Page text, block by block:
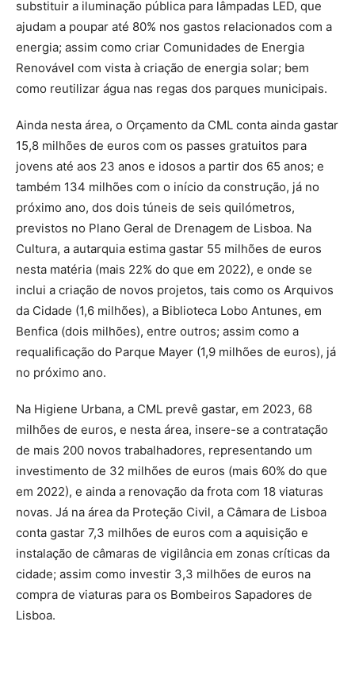
substituir a iluminação pública para lâmpadas LED, que
ajudam a poupar até 80% nos gastos relacionados com a
energia; assim como criar Comunidades de Energia
Renovável com vista à criação de energia solar; bem
como reutilizar água nas regas dos parques municipais.
Ainda nesta área, o Orçamento da CML conta ainda gastar
15,8 milhões de euros com os passes gratuitos para
jovens até aos 23 anos e idosos a partir dos 65 anos; e
também 134 milhões com o início da construção, já no
próximo ano, dos dois túneis de seis quilómetros,
previstos no Plano Geral de Drenagem de Lisboa. Na
Cultura, a autarquia estima gastar 55 milhões de euros
nesta matéria (mais 22% do que em 2022), e onde se
inclui a criação de novos projetos, tais como os Arquivos
da Cidade (1,6 milhões), a Biblioteca Lobo Antunes, em
Benfica (dois milhões), entre outros; assim como a
requalificação do Parque Mayer (1,9 milhões de euros), já
no próximo ano.
Na Higiene Urbana, a CML prevê gastar, em 2023, 68
milhões de euros, e nesta área, insere-se a contratação
de mais 200 novos trabalhadores, representando um
investimento de 32 milhões de euros (mais 60% do que
em 2022), e ainda a renovação da frota com 18 viaturas
novas. Já na área da Proteção Civil, a Câmara de Lisboa
conta gastar 7,3 milhões de euros com a aquisição e
instalação de câmaras de vigilância em zonas críticas da
cidade; assim como investir 3,3 milhões de euros na
compra de viaturas para os Bombeiros Sapadores de
Lisboa.